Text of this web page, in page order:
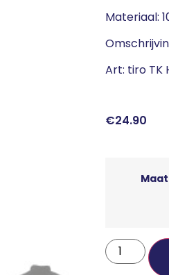
Materiaal:
Art: tiro TK
€24.90
Maat